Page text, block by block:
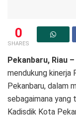
0
SHARES
Pekanbaru, Riau –
mendukung kinerja
Pekanbaru, dalam
sebagaimana yang
Kadisdik Kota